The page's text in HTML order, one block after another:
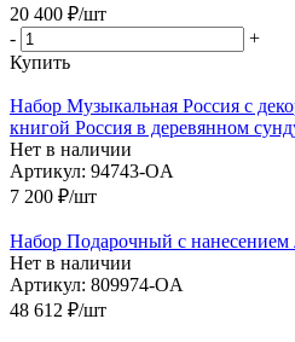
20 400 ₽/шт
-
+
Купить
Набор Музыкальная Россия с
книгой Россия в деревянном
Нет в наличии
Артикул: 94743-OA
7 200 ₽/шт
Набор Подарочный с нанесением
Нет в наличии
Артикул: 809974-OA
48 612 ₽/шт